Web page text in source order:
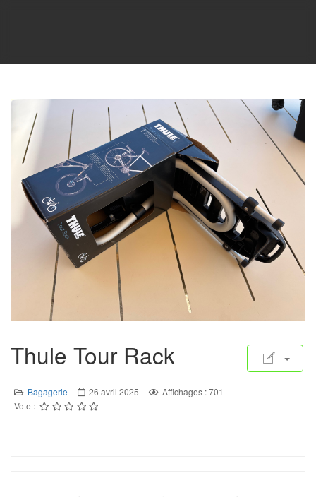
Thule Tour Rack
Bagagerie 26 avril 2025
Affichages : 701
Vote :